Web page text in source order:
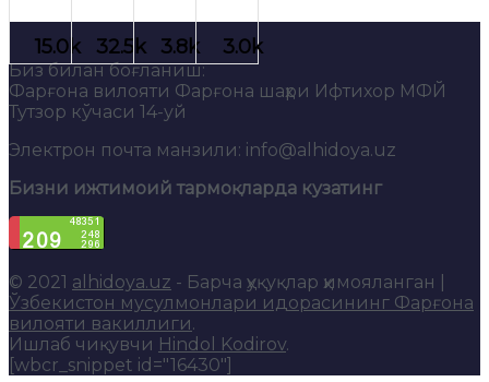
Биз билан боғланиш:
Фарғона вилояти Фарғона шаҳри Ифтихор МФЙ
Тутзор кўчаси 14-уй
Электрон почта манзили: info@alhidoya.uz
Бизни ижтимоий тармоқларда кузатинг
© 2021 alhidoya.uz - Барча ҳуқуқлар ҳимояланган |
Ўзбекистон мусулмонлари идорасининг Фарғона
вилояти вакиллиги.
Ишлаб чиқувчи Hindol Kodirov.
[wbcr_snippet id="16430"]